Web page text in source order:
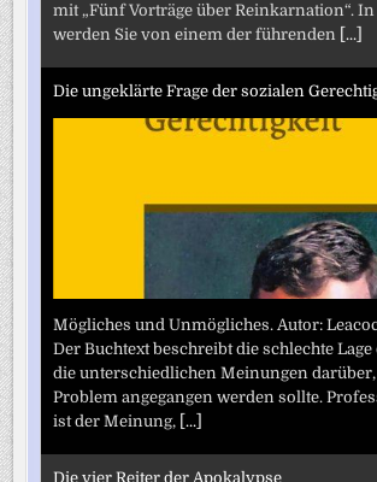
mit „Fünf Vorträge über Reinkarnation“.
werden Sie von einem der führenden [...]
Die ungeklärte Frage der sozialen
Mögliches und Unmögliches. Autor:
Der Buchtext beschreibt die schlechte
die unterschiedlichen Meinungen darüber,
Problem angegangen werden sollte.
ist der Meinung, [...]
Die vier Reiter der Apokalypse